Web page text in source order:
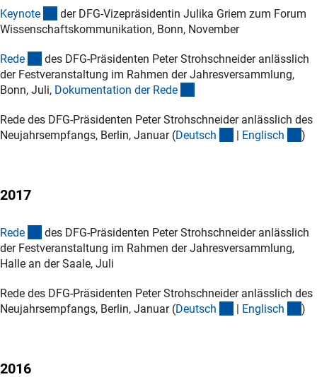
Keynote (Download)
der DFG-Vizepräsidentin Julika Griem zum Forum
Wissenschaftskommunikation, Bonn, November
Rede (Download)
des DFG-Präsidenten Peter Strohschneider anlässlich
der Festveranstaltung im Rahmen der Jahresversammlung,
Bonn, Juli, Dokumentation der Rede
Rede des DFG-Präsidenten Peter Strohschneider anlässlich des
Neujahrsempfangs, Berlin, Januar (Deutsch (Download)
| Englisch )
2017
Rede (Download)
des DFG-Präsidenten Peter Strohschneider anlässlich
der Festveranstaltung im Rahmen der Jahresversammlung,
Halle an der Saale, Juli
Rede des DFG-Präsidenten Peter Strohschneider anlässlich des
Neujahrsempfangs, Berlin, Januar (Deutsch (Download)
| Englisch )
2016